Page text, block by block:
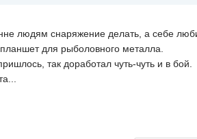
людям снаряжение делать, а себе
для рыболовного металла.
так доработал чуть-чуть и в бой.